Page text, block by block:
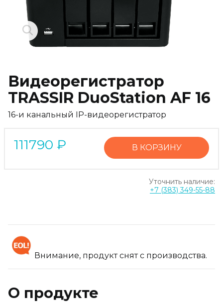
Видеорегистратор
TRASSIR DuoStation AF 16
16-и канальный IP-видеорегистратор
111790 ₽ В КОРЗИНУ
Уточнить наличие:
+7 (383) 349-55-88
Внимание, продукт снят с производства.
О продукте